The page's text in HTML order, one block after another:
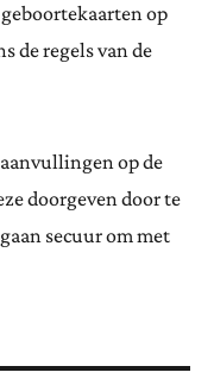
op
de regels van de
op de
doorgeven door te
secuur om met